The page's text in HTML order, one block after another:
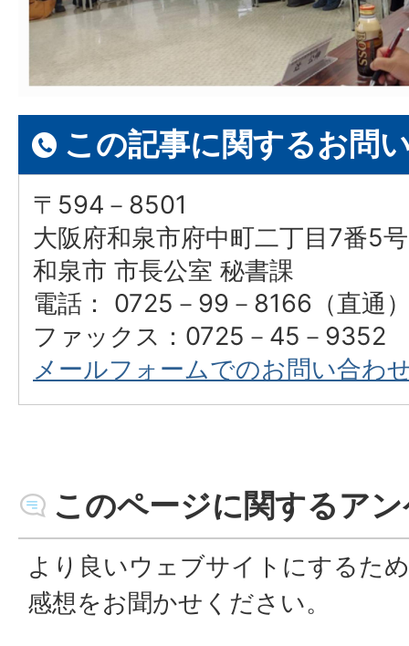
この記事に関するお問
〒594－8501
大阪府和泉市府中町二丁目7番5号
和泉市 市長公室 秘書課
電話： 0725－99－8166（直通
ファックス：0725－45－9352
メールフォームでのお問い合わ
このページに関するア
より良いウェブサイトにするた
感想をお聞かせください。